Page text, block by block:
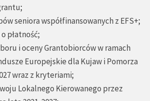
seniora współfinansowanych z EFS+;
płatność;
i oceny Grantobiorców w ramach
Europejskie dla Kujaw i Pomorza
wraz z kryteriami;
Lokalnego Kierowanego przez